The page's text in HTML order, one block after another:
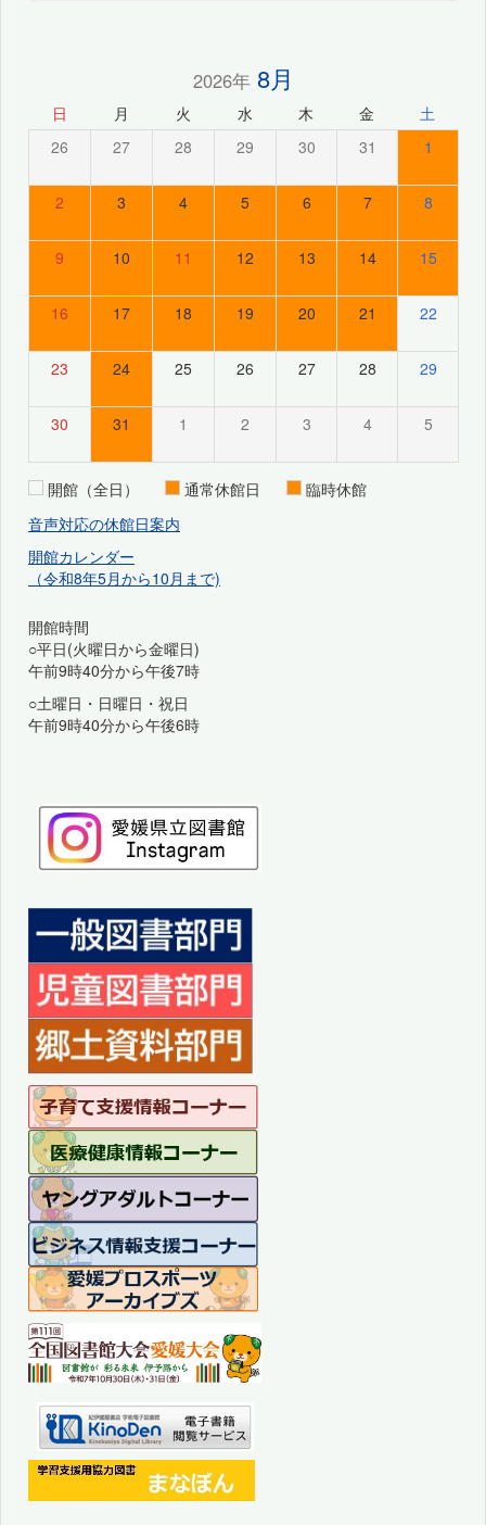
2026年8月
日 月 火 水 木 金 土
26 27 28 29 30 31 1
2 3 4 5 6 7 8
9 10 11 12 13 14 15
16 17 18 19 20 21 22
23 24 25 26 27 28 29
30 31 1 2 3 4 5
開館（全日） 通常休館日
臨時休館
音声対応の休館日案内
開館カレンダー
（令和8年5月から10月まで)
開館時間
○平日(火曜日から金曜日)
午前9時40分から午後7時
○土曜日・日曜日・祝日
午前9時40分から午後6時